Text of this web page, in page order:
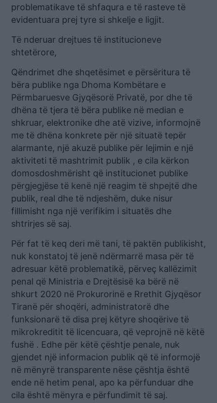
problematikave të shfaqura e të rasteve të
evidentuara prej tyre si shkelje e ligjit.
Të nderuar drejtues të institucioneve
shtetërore,
Qëndrimet dhe shqetësimet e përsëritura të
bëra publike nga Dhoma Kombëtare e
Përmbaruesve Gjyqësorë Privatë, por dhe të
dhëna të tjera të bëra publike në median e
shkruar, elektronike dhe atë vizive, informojnë
me të dhëna konkrete për një situatë tepër
alarmante, një akuzë publike për lejimin e një
aktiviteti të mashtrimit publik , e cila kërkon
domosdoshmërisht që institucionet publike
përgjegjëse të kenë një reagim të shpejtë dhe
publik, real dhe të ndjeshëm, duke nisur
fillimisht nga një verifikim i situatës dhe
shtrirjes së saj.
Për fat të keq deri më tani, të paktën publikisht,
nuk konstatoj të jenë ndërmarrë masa për të
adresuar këtë problematikë, përveç kallëzimit
penal që Ministria e Drejtësisë ka bërë në
shkurt 2020 në Prokurorinë e Rrethit Gjyqësor
Tiranë për shoqëri, administratorë dhe
funksionarë të disa prej këtyre shoqërive të
mikrokreditit të licencuara, që veprojnë në këtë
fushë . Edhe për këtë çështje penale, nuk
gjendet një informacion publik që të informojë
në mënyrë transparente nëse çështja është
ende në hetim penal, apo ka përfunduar dhe
cila është mënyra e përfundimit të saj.